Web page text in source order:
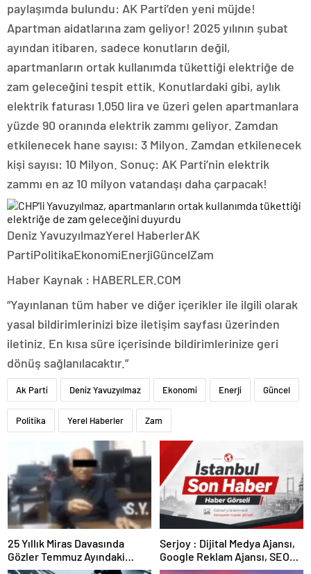
paylaşımda bulundu: AK Parti’den yeni müjde!
Apartman aidatlarına zam geliyor! 2025 yılının şubat
ayından itibaren, sadece konutların değil,
apartmanların ortak kullanımda tükettiği elektriğe de
zam geleceğini tespit ettik. Konutlardaki gibi, aylık
elektrik faturası 1.050 lira ve üzeri gelen apartmanlara
yüzde 90 oranında elektrik zammı geliyor. Zamdan
etkilenecek hane sayısı: 3 Milyon. Zamdan etkilenecek
kişi sayısı: 10 Milyon. Sonuç: AK Parti’nin elektrik
zammı en az 10 milyon vatandaşı daha çarpacak!
Deniz YavuzyılmazYerel HaberlerAK
PartiPolitikaEkonomiEnerjiGüncelZam
Haber Kaynak : HABERLER.COM
“Yayınlanan tüm haber ve diğer içerikler ile ilgili olarak
yasal bildirimlerinizi bize iletişim sayfası üzerinden
iletiniz. En kısa süre içerisinde bildirimlerinize geri
dönüş sağlanılacaktır.”
Ak Parti Deniz Yavuzyılmaz Ekonomi Enerji Güncel
Politika Yerel Haberler Zam
25 Yıllık Miras Davasında
Gözler Temmuz Ayındaki
Karar Duruşmasına Çevrildi
Serjoy : Dijital Medya Ajansı,
Google Reklam Ajansı, SEO
Ajansı ve Web Tasarım Ajansı